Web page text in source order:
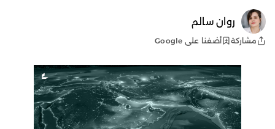
روان سالم
مشاركة أضفنا على Google